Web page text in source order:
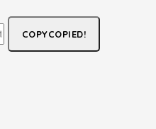
COPYCOPIED!